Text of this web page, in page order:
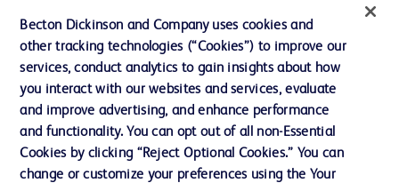
Notre entreprise
Éthique et conformité
Assistance
Nous contacter
Becton Dickinson and Company uses cookies and
other tracking technologies (“Cookies”) to improve our
services, conduct analytics to gain insights about how
you interact with our websites and services, evaluate
and improve advertising, and enhance performance
and functionality. You can opt out of all non-Essential
Cookies by clicking “Reject Optional Cookies.” You can
change or customize your preferences using the Your